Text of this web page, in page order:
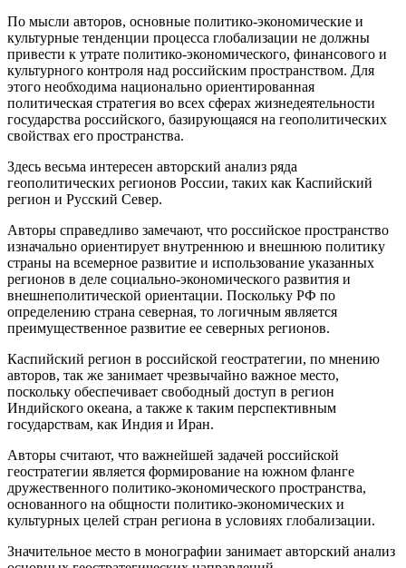
По мысли авторов, основные политико-экономические и
культурные тенденции процесса глобализации не должны
привести к утрате политико-экономического, финансового и
культурного контроля над российским пространством. Для
этого необходима национально ориентированная
политическая стратегия во всех сферах жизнедеятельности
государства российского, базирующаяся на геополитических
свойствах его пространства.
Здесь весьма интересен авторский анализ ряда
геополитических регионов России, таких как Каспийский
регион и Русский Север.
Авторы справедливо замечают, что российское пространство
изначально ориентирует внутреннюю и внешнюю политику
страны на всемерное развитие и использование указанных
регионов в деле социально-экономического развития и
внешнеполитической ориентации. Поскольку РФ по
определению страна северная, то логичным является
преимущественное развитие ее северных регионов.
Каспийский регион в российской геостратегии, по мнению
авторов, так же занимает чрезвычайно важное место,
поскольку обеспечивает свободный доступ в регион
Индийского океана, а также к таким перспективным
государствам, как Индия и Иран.
Авторы считают, что важнейшей задачей российской
геостратегии является формирование на южном фланге
дружественного политико-экономического пространства,
основанного на общности политико-экономических и
культурных целей стран региона в условиях глобализации.
Значительное место в монографии занимает авторский анализ